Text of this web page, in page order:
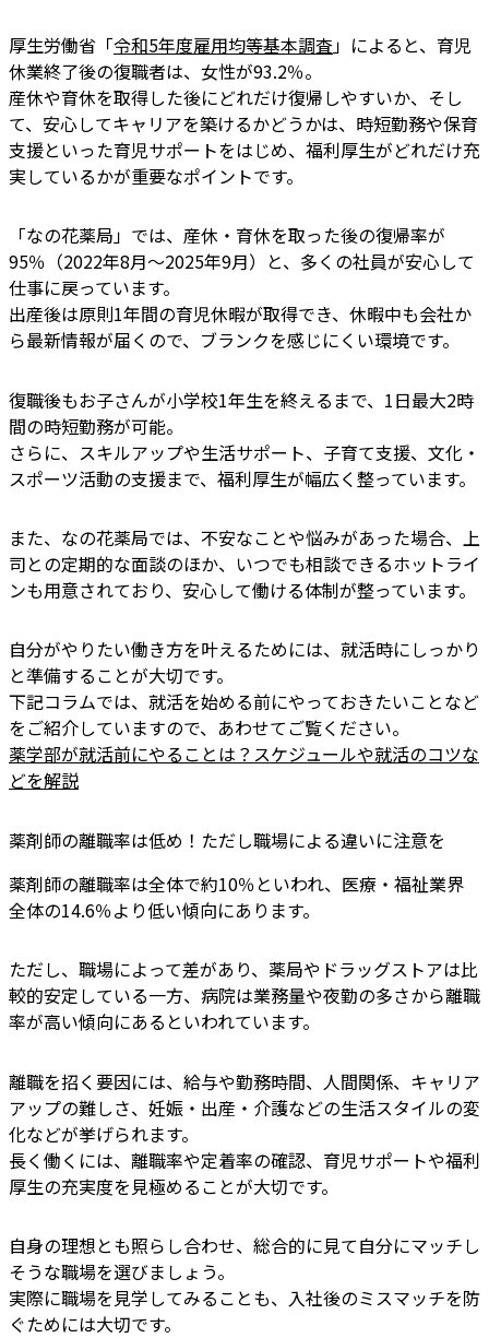
厚生労働省「令和5年度雇用均等基本調査」によると、育児
休業終了後の復職者は、女性が93.2％。
産休や育休を取得した後にどれだけ復帰しやすいか、そし
て、安心してキャリアを築けるかどうかは、時短勤務や保育
支援といった育児サポートをはじめ、福利厚生がどれだけ充
実しているかが重要なポイントです。
「なの花薬局」では、産休・育休を取った後の復帰率が
95％（2022年8月～2025年9月）と、多くの社員が安心して
仕事に戻っています。
出産後は原則1年間の育児休暇が取得でき、休暇中も会社か
ら最新情報が届くので、ブランクを感じにくい環境です。
復職後もお子さんが小学校1年生を終えるまで、1日最大2時
間の時短勤務が可能。
さらに、スキルアップや生活サポート、子育て支援、文化・
スポーツ活動の支援まで、福利厚生が幅広く整っています。
また、なの花薬局では、不安なことや悩みがあった場合、上
司との定期的な面談のほか、いつでも相談できるホットライ
ンも用意されており、安心して働ける体制が整っています。
自分がやりたい働き方を叶えるためには、就活時にしっかり
と準備することが大切です。
下記コラムでは、就活を始める前にやっておきたいことなど
をご紹介していますので、あわせてご覧ください。
薬学部が就活前にやることは？スケジュールや就活のコツな
どを解説
薬剤師の離職率は低め！ただし職場による違いに注意を
薬剤師の離職率は全体で約10％といわれ、医療・福祉業界
全体の14.6％より低い傾向にあります。
ただし、職場によって差があり、薬局やドラッグストアは比
較的安定している一方、病院は業務量や夜勤の多さから離職
率が高い傾向にあるといわれています。
離職を招く要因には、給与や勤務時間、人間関係、キャリア
アップの難しさ、妊娠・出産・介護などの生活スタイルの変
化などが挙げられます。
長く働くには、離職率や定着率の確認、育児サポートや福利
厚生の充実度を見極めることが大切です。
自身の理想とも照らし合わせ、総合的に見て自分にマッチし
そうな職場を選びましょう。
実際に職場を見学してみることも、入社後のミスマッチを防
ぐためには大切です。